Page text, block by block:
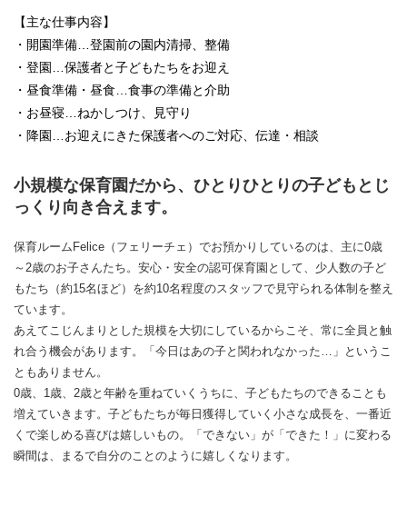
【主な仕事内容】
・開園準備…登園前の園内清掃、整備
・登園…保護者と子どもたちをお迎え
・昼食準備・昼食…食事の準備と介助
・お昼寝…ねかしつけ、見守り
・降園…お迎えにきた保護者へのご対応、伝達・相談
小規模な保育園だから、ひとりひとりの子どもとじ
っくり向き合えます。
保育ルームFelice（フェリーチェ）でお預かりしているのは、主に0歳
～2歳のお子さんたち。安心・安全の認可保育園として、少人数の子ど
もたち（約15名ほど）を約10名程度のスタッフで見守られる体制を整え
ています。
あえてこじんまりとした規模を大切にしているからこそ、常に全員と触
れ合う機会があります。「今日はあの子と関われなかった…」というこ
ともありません。
0歳、1歳、2歳と年齢を重ねていくうちに、子どもたちのできることも
増えていきます。子どもたちが毎日獲得していく小さな成長を、一番近
くで楽しめる喜びは嬉しいもの。「できない」が「できた！」に変わる
瞬間は、まるで自分のことのように嬉しくなります。